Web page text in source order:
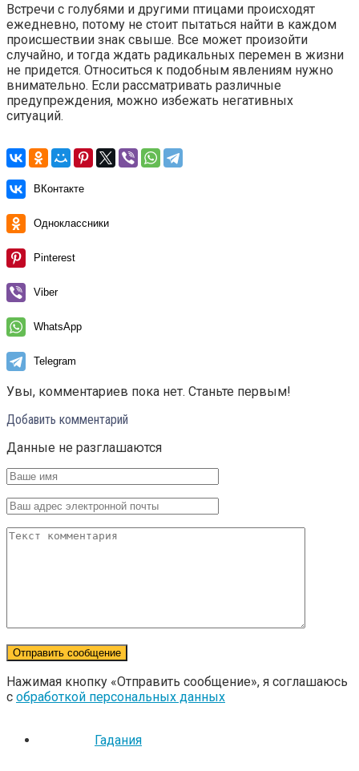
Встречи с голубями и другими птицами происходят
ежедневно, потому не стоит пытаться найти в каждом
происшествии знак свыше. Все может произойти
случайно, и тогда ждать радикальных перемен в жизни
не придется. Относиться к подобным явлениям нужно
внимательно. Если рассматривать различные
предупреждения, можно избежать негативных
ситуаций.
ВКонтакте
Одноклассники
Pinterest
Viber
WhatsApp
Telegram
Увы, комментариев пока нет. Станьте первым!
Добавить комментарий
Данные не разглашаются
Нажимая кнопку «Отправить сообщение», я соглашаюсь
с обработкой персональных данных
Гадания